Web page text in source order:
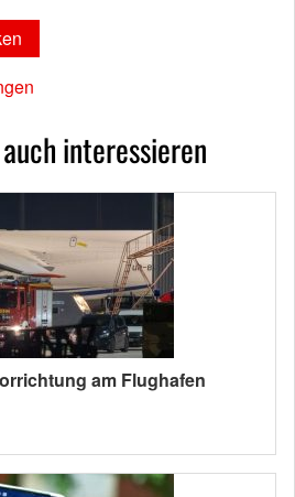
interessieren
am Flughafen